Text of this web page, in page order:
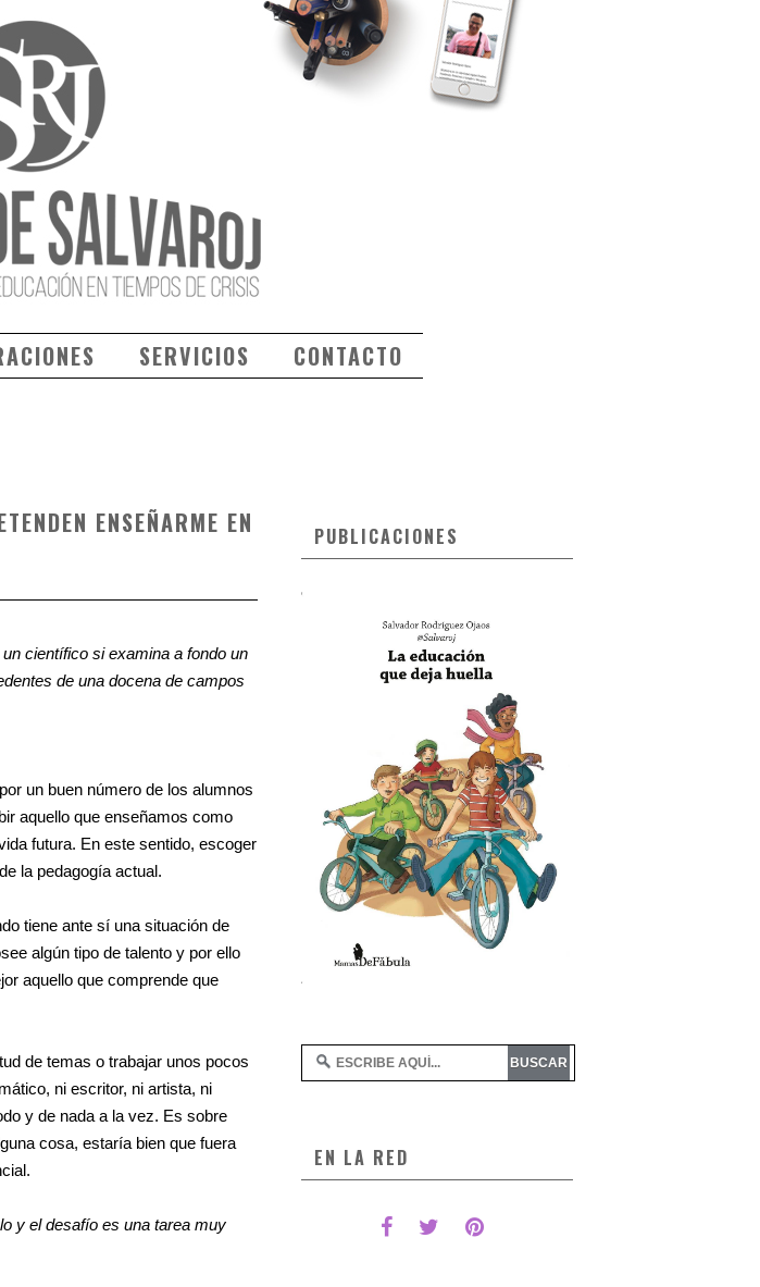
SERVICIOS CONTACTO
ENSEÑARME EN
científico si examina a fondo un
de una docena de campos
un buen número de los alumnos
aquello que enseñamos como
futura. En este sentido, escoger
la pedagogía actual.
tiene ante sí una situación de
algún tipo de talento y por ello
aquello que comprende que
de temas o trabajar unos pocos
ni escritor, ni artista, ni
y de nada a la vez. Es sobre
cosa, estaría bien que fuera
y el desafío es una tarea muy
PUBLICACIONES
EN LA RED